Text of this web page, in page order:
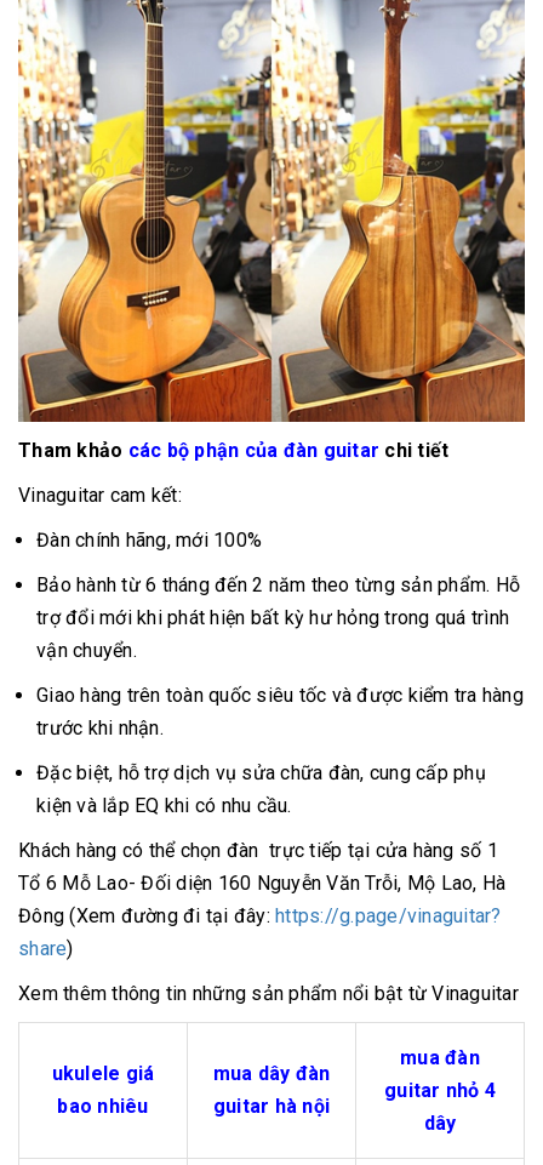
Tham khảo các bộ phận của đàn guitar chi tiết
Vinaguitar cam kết:
Đàn chính hãng, mới 100%
Bảo hành từ 6 tháng đến 2 năm theo từng sản phẩm. Hỗ
trợ đổi mới khi phát hiện bất kỳ hư hỏng trong quá trình
vận chuyển.
Giao hàng trên toàn quốc siêu tốc và được kiểm tra hàng
trước khi nhận.
Đặc biệt, hỗ trợ dịch vụ sửa chữa đàn, cung cấp phụ
kiện và lắp EQ khi có nhu cầu.
Khách hàng có thể chọn đàn trực tiếp tại cửa hàng số 1
Tổ 6 Mỗ Lao- Đối diện 160 Nguyễn Văn Trỗi, Mộ Lao, Hà
Đông (Xem đường đi tại đây: https://g.page/vinaguitar?
share)
Xem thêm thông tin những sản phẩm nổi bật từ Vinaguitar
ukulele giá
bao nhiêu
mua dây đàn
guitar hà nội
mua đàn
guitar nhỏ 4
dây